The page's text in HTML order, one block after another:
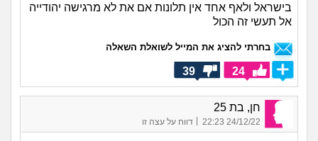
בישראל ולאף אחד אין תלונות אם את לא מרגישה יהודייה
אל תעשי זה הכול
בחרתי להציג את המייל לשואלת השאלה
24
39
חן, בת 25
24/12/22 22:23
| דווח על עצה זו